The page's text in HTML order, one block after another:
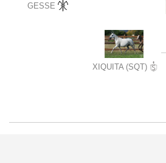
GESSE
XIQUITA (SQT)